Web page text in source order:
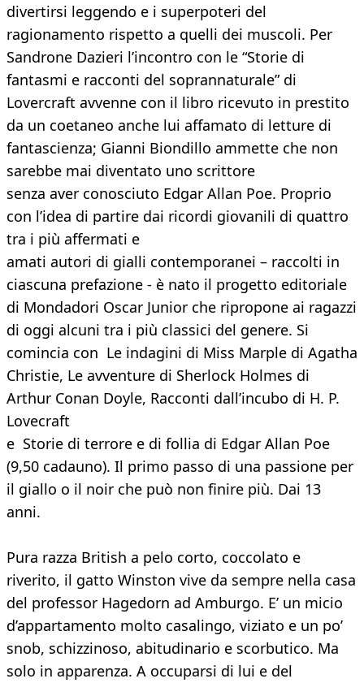
divertirsi leggendo e i superpoteri del
ragionamento rispetto a quelli dei muscoli. Per
Sandrone Dazieri l’incontro con le “Storie di
fantasmi e racconti del soprannaturale” di
Lovercraft avvenne con il libro ricevuto in prestito
da un coetaneo anche lui affamato di letture di
fantascienza; Gianni Biondillo ammette che non
sarebbe mai diventato uno scrittore
senza aver conosciuto Edgar Allan Poe. Proprio
con l’idea di partire dai ricordi giovanili di quattro
tra i più affermati e
amati autori di gialli contemporanei – raccolti in
ciascuna prefazione - è nato il progetto editoriale
di Mondadori Oscar Junior che ripropone ai ragazzi
di oggi alcuni tra i più classici del genere. Si
comincia con Le indagini di Miss Marple di Agatha
Christie, Le avventure di Sherlock Holmes di
Arthur Conan Doyle, Racconti dall’incubo di H. P.
Lovecraft
e Storie di terrore e di follia di Edgar Allan Poe
(9,50 cadauno). Il primo passo di una passione per
il giallo o il noir che può non finire più. Dai 13
anni.
Pura razza British a pelo corto, coccolato e
riverito, il gatto Winston vive da sempre nella casa
del professor Hagedorn ad Amburgo. E’ un micio
d’appartamento molto casalingo, viziato e un po’
snob, schizzinoso, abitudinario e scorbutico. Ma
solo in apparenza. A occuparsi di lui e del